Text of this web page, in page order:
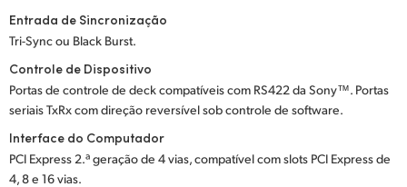
Entrada de Sincronização
Tri-Sync ou Black Burst.
Controle de Dispositivo
Portas de controle de deck compatíveis com RS422 da Sony™. Portas
seriais TxRx com direção reversível sob controle de software.
Interface do Computador
PCI Express 2.ª geração de 4 vias, compatível com slots PCI Express de
4, 8 e 16 vias.